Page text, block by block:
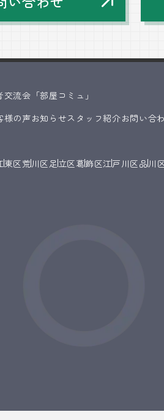
交流会「部屋コミュ」
様の声お知らせスタッフ紹介お問い合
東区荒川区足立区葛飾区江戸川区品川